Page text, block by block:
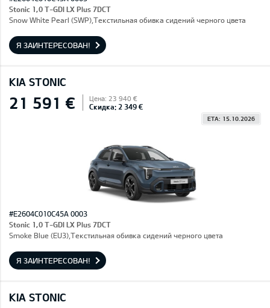
Stonic 1,0 T-GDI LX Plus 7DCT
Snow White Pearl (SWP),Текстильная обивка сидений черного цвета
Я ЗАИНТЕРЕСОВАН!
KIA STONIC
21 591 € Цена: 23 940 €
Скидка: 2 349 €
ETA: 15.10.2026
#E2604C010C45A 0003
Stonic 1,0 T-GDI LX Plus 7DCT
Smoke Blue (EU3),Текстильная обивка сидений черного цвета
Я ЗАИНТЕРЕСОВАН!
KIA STONIC